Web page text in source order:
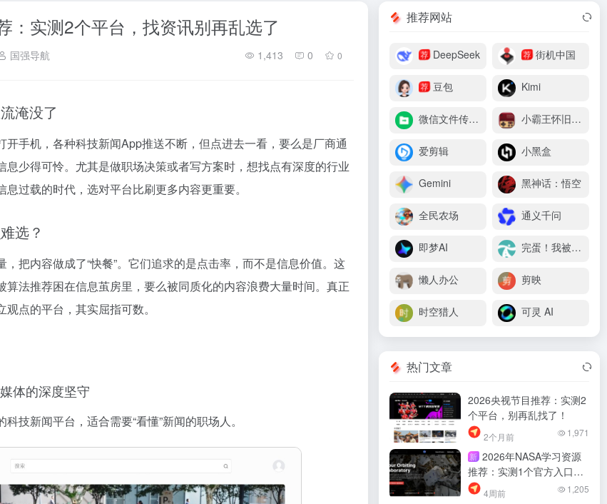
：实测2个平台，找资讯别再乱选了
国强导航 1,413 0 0
淹没了
手机，各种科技新闻App推送不断，但点进去一看，要么是厂商通
息少得可怜。尤其是做职场决策或者写方案时，想找点有深度的行业
过载的时代，选对平台比刷更多内容更重要。
选？
把内容做成了“快餐”。它们追求的是点击率，而不是信息价值。这
算法推荐困在信息茧房里，要么被同质化的内容浪费大量时间。真正
点的平台，其实屈指可数。
体的深度坚守
技新闻平台，适合需要“看懂”新闻的职场人。
推荐网站
荐 DeepSeek 荐 街机中国
荐 豆包 Kimi
微信文件传输助手 小霸王怀旧游戏机
爱剪辑 小黑盒
Gemini 黑神话：悟空
全民农场 通义千问
即梦AI 完蛋！我被美女包围了
懒人办公 剪映
时空猎人 可灵 AI
热门文章
2026央视节目推荐：实测2
个平台，别再乱找了！
2个月前 1,971
新 2026年NASA学习资源
推荐：实测1个官方入口，
找资料少踩坑
4周前 1,205